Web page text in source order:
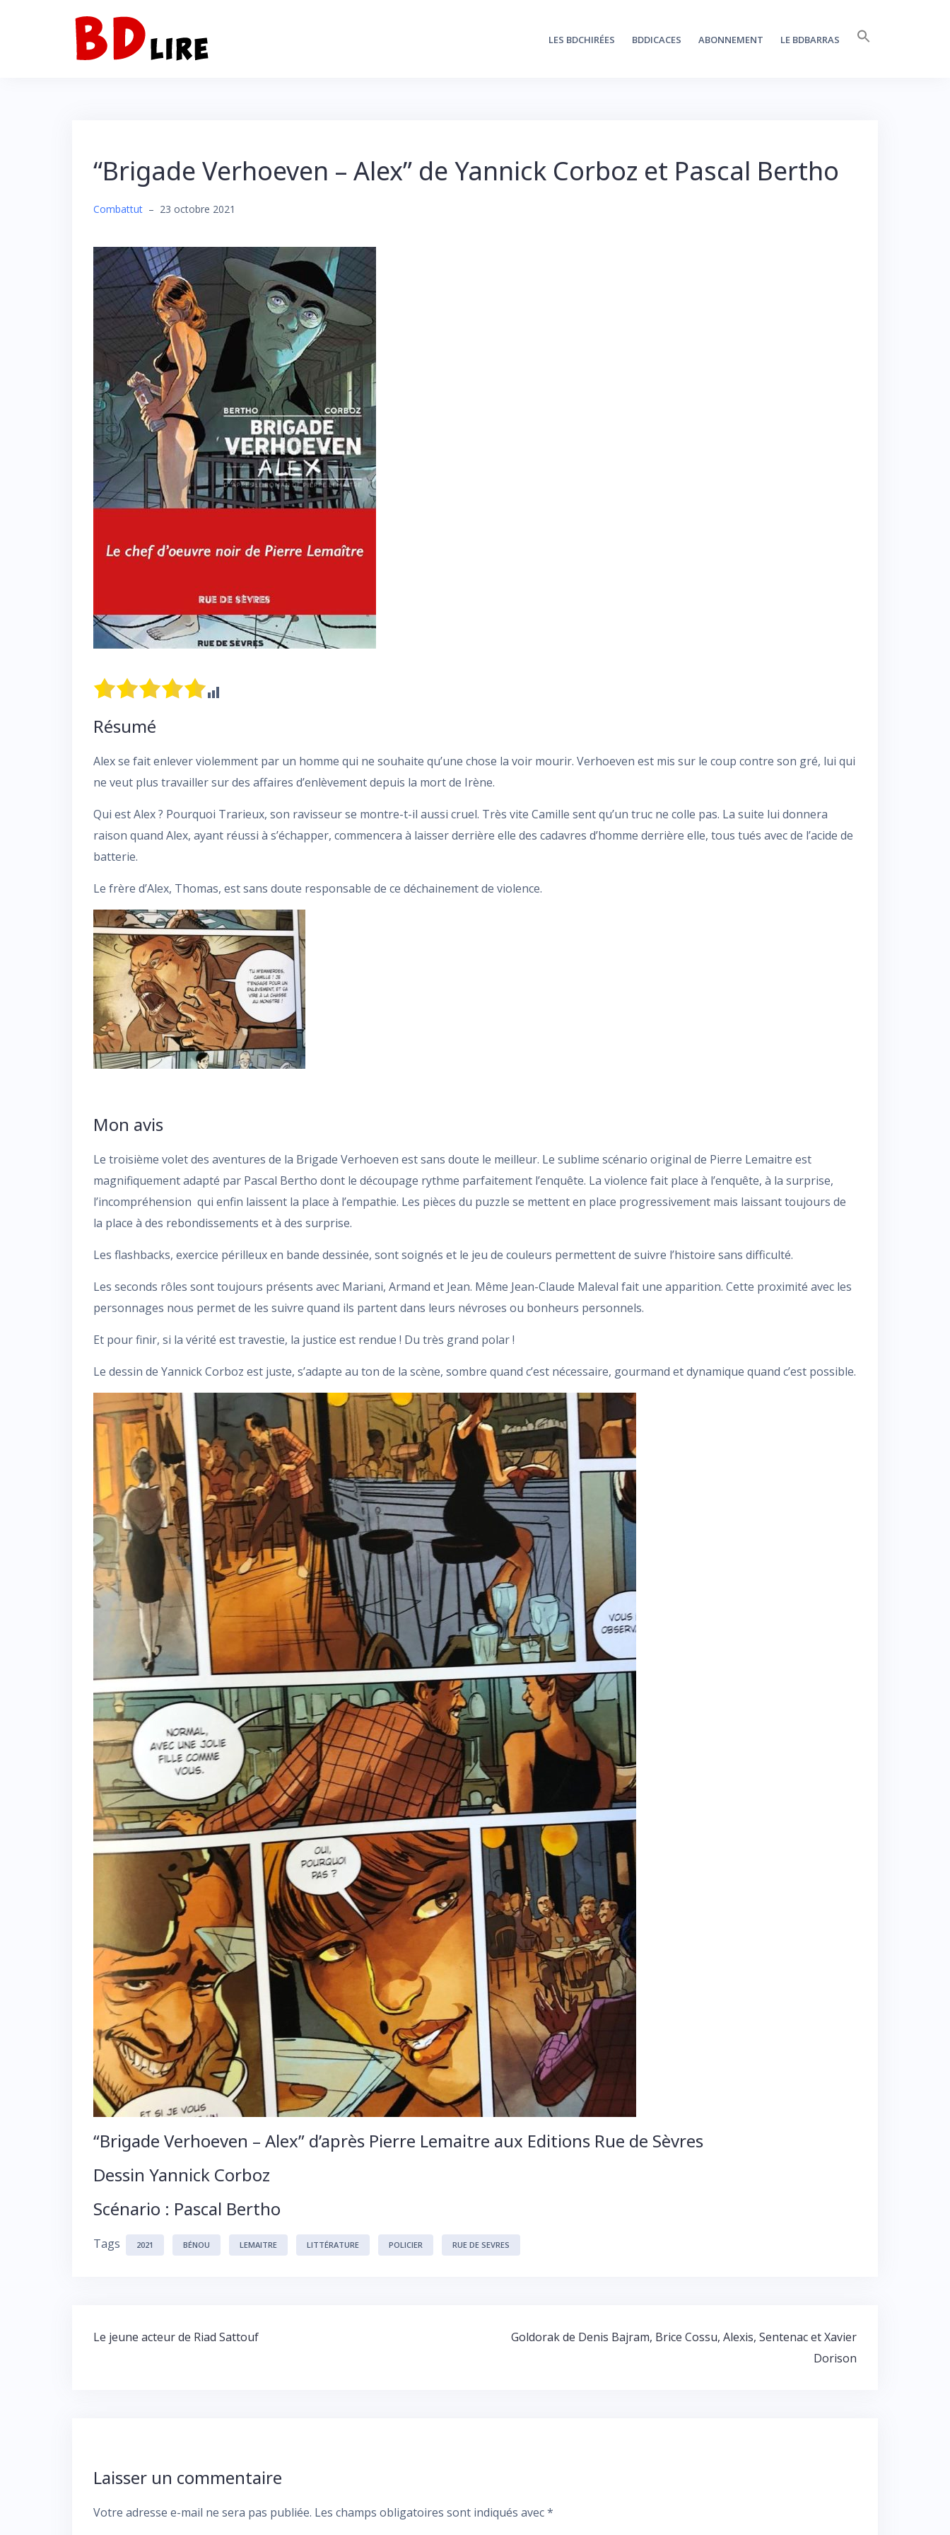
LES BDCHIRÉES BDDICACES ABONNEMENT LE BDBARRAS
“Brigade Verhoeven – Alex” de Yannick Corboz et Pascal Bertho
Combattut – 23 octobre 2021
Résumé
Alex se fait enlever violemment par un homme qui ne souhaite qu’une chose la voir mourir. Verhoeven est mis sur le coup contre son gré, lui qui
ne veut plus travailler sur des affaires d’enlèvement depuis la mort de Irène.
Qui est Alex ? Pourquoi Trarieux, son ravisseur se montre-t-il aussi cruel. Très vite Camille sent qu’un truc ne colle pas. La suite lui donnera
raison quand Alex, ayant réussi à s’échapper, commencera à laisser derrière elle des cadavres d’homme derrière elle, tous tués avec de l’acide de
batterie.
Le frère d’Alex, Thomas, est sans doute responsable de ce déchainement de violence.
Mon avis
Le troisième volet des aventures de la Brigade Verhoeven est sans doute le meilleur. Le sublime scénario original de Pierre Lemaitre est
magnifiquement adapté par Pascal Bertho dont le découpage rythme parfaitement l’enquête. La violence fait place à l’enquête, à la surprise,
l’incompréhension qui enfin laissent la place à l’empathie. Les pièces du puzzle se mettent en place progressivement mais laissant toujours de
la place à des rebondissements et à des surprise.
Les flashbacks, exercice périlleux en bande dessinée, sont soignés et le jeu de couleurs permettent de suivre l’histoire sans difficulté.
Les seconds rôles sont toujours présents avec Mariani, Armand et Jean. Même Jean-Claude Maleval fait une apparition. Cette proximité avec les
personnages nous permet de les suivre quand ils partent dans leurs névroses ou bonheurs personnels.
Et pour finir, si la vérité est travestie, la justice est rendue ! Du très grand polar !
Le dessin de Yannick Corboz est juste, s’adapte au ton de la scène, sombre quand c’est nécessaire, gourmand et dynamique quand c’est possible.
“Brigade Verhoeven – Alex” d’après Pierre Lemaitre aux Editions Rue de Sèvres
Dessin Yannick Corboz
Scénario : Pascal Bertho
Tags 2021 BÉNOU LEMAITRE LITTÉRATURE POLICIER RUE DE SEVRES
Navigation
Le jeune acteur de Riad Sattouf
Goldorak de Denis Bajram, Brice Cossu, Alexis, Sentenac et Xavier
Dorison
Laisser un commentaire
Votre adresse e-mail ne sera pas publiée. Les champs obligatoires sont indiqués avec*